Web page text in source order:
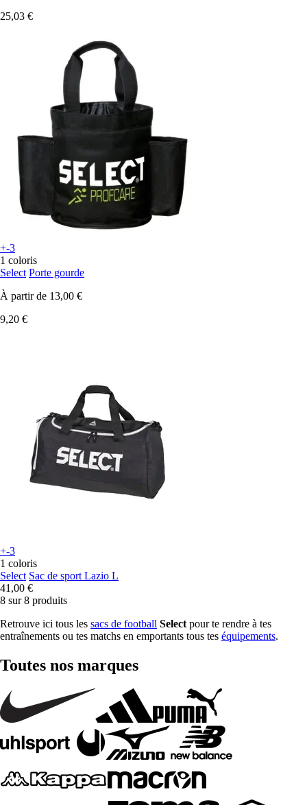
25,03 €
+-3
1 coloris
Select Porte gourde
À partir de 13,00 €
9,20 €
+-3
1 coloris
Select Sac de sport Lazio L
41,00 €
8 sur 8 produits
Retrouve ici tous les sacs de football Select pour te rendre à tes
entraînements ou tes matchs en emportants tous tes équipements.
Toutes nos marques